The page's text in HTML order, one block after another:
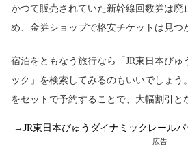
かつて販売されていた新幹線回数券は廃
め、金券ショップで格安チケットは見つ
宿泊をともなう旅行なら「JR東日本びゅ
ック」を検索してみるのもいいでしょう
をセットで予約することで、大幅割引と
→ JR東日本びゅうダイナミックレールパ
広告